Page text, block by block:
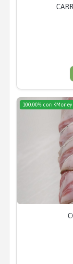
100.00% con KMoney